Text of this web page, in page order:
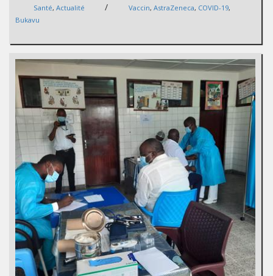
Santé, Actualité / Vaccin, AstraZeneca, COVID-19,
Bukavu